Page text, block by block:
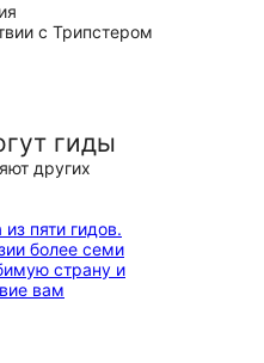
с Трипстером
гиды
других
пяти гидов.
более семи
страну и
вам